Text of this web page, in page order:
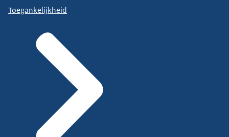
Toegankelijkheid